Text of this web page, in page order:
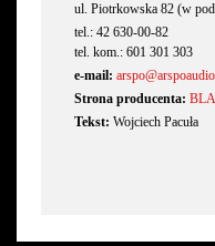
ul. Piotrkowska 82 (w
tel.: 42 630-00-82
tel. kom.: 601 301 303
e-mail:
Strona producenta:
Tekst: Wojciech Pacuła